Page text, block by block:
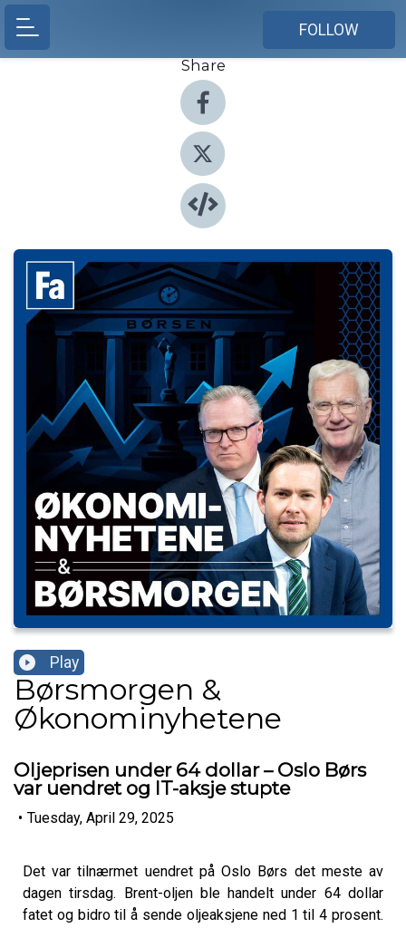
FOLLOW
Share
Play
Børsmorgen &
Økonominyhetene
Oljeprisen under 64 dollar – Oslo Børs
var uendret og IT-aksje stupte
• Tuesday, April 29, 2025
Det var tilnærmet uendret på Oslo Børs det meste av
dagen tirsdag. Brent-oljen ble handelt under 64 dollar
fatet og bidro til å sende oljeaksjene ned 1 til 4 prosent.